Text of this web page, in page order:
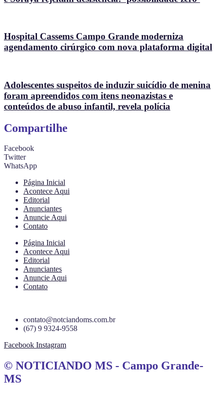
Hospital Cassems Campo Grande moderniza
agendamento cirúrgico com nova plataforma digital
Adolescentes suspeitos de induzir suicídio de menina
foram apreendidos com itens neonazistas e
conteúdos de abuso infantil, revela polícia
Compartilhe
Facebook
Twitter
WhatsApp
Página Inicial
Acontece Aqui
Editorial
Anunciantes
Anuncie Aqui
Contato
Página Inicial
Acontece Aqui
Editorial
Anunciantes
Anuncie Aqui
Contato
contato@notciandoms.com.br
(67) 9 9324-9558
Facebook Instagram
© NOTICIANDO MS - Campo Grande-
MS